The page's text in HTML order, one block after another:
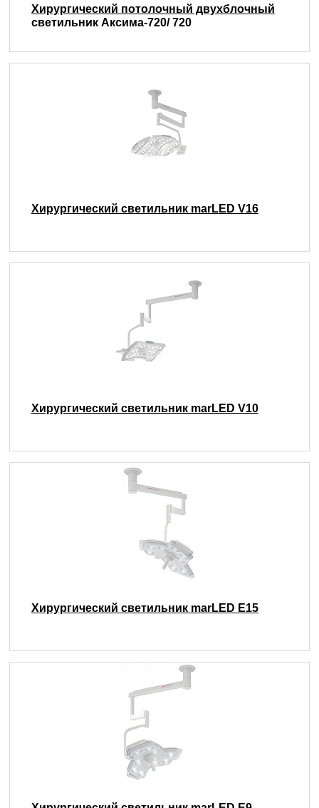
Хирургический потолочный двухблочный
светильник Аксима-720/ 720
Хирургический светильник marLED V16
Хирургический светильник marLED V10
Хирургический светильник marLED E15